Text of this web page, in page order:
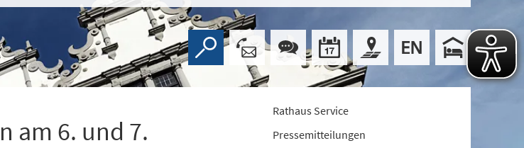
am 6. und 7.
Rathaus Service
Pressemitteilungen